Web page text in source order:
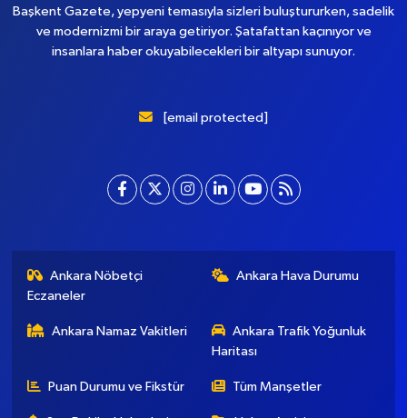
Başkent Gazete, yepyeni temasıyla sizleri buluştururken, sadelik
ve modernizmi bir araya getiriyor. Şatafattan kaçınıyor ve
insanlara haber okuyabilecekleri bir altyapı sunuyor.
[email protected]
Ankara Nöbetçi
Eczaneler
Ankara Hava Durumu
Ankara Namaz Vakitleri
Ankara Trafik Yoğunluk
Haritası
Puan Durumu ve Fikstür Tüm Manşetler